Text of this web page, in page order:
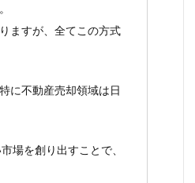
ますが、全てこの方式
に不動産売却領域は日
場を創り出すことで、